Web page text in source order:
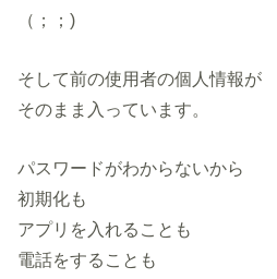
（；；)
そして前の使用者の個人情報が
そのまま入っています。
パスワードがわからないから
初期化も
アプリを入れることも
電話をすることも